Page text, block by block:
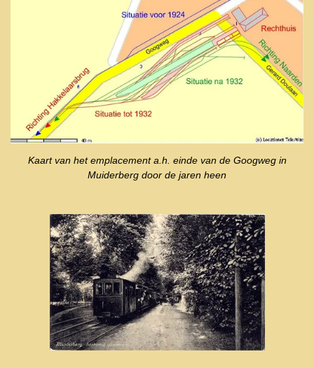
Kaart van het emplacement a.h. einde van de Googweg in
Muiderberg door de jaren heen